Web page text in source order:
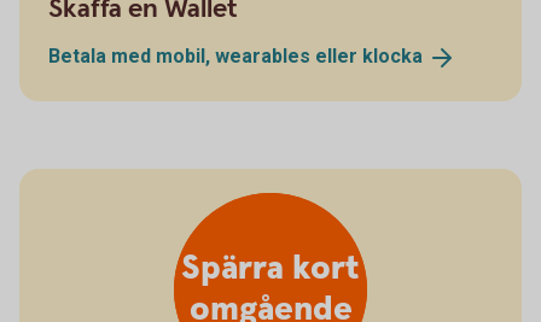
Skaffa en Wallet
Betala med mobil, wearables eller klocka
Spärra kort
omgående